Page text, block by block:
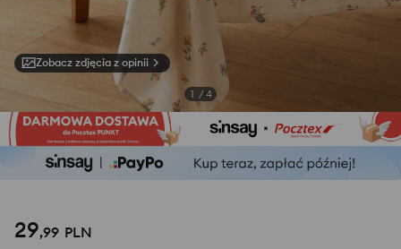
Zobacz zdjęcia z opinii
1 / 4
29,99 PLN